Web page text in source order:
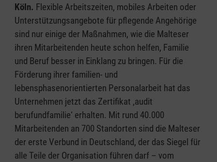
Köln. Flexible Arbeitszeiten, mobiles Arbeiten oder
Unterstützungsangebote für pflegende Angehörige
sind nur einige der Maßnahmen, wie die Malteser
ihren Mitarbeitenden heute schon helfen, Familie
und Beruf besser in Einklang zu bringen. Für die
Förderung ihrer familien- und
lebensphasenorientierten Personalarbeit hat das
Unternehmen jetzt das Zertifikat ‚audit
berufundfamilie‘ erhalten. Mit rund 40.000
Mitarbeitenden an 700 Standorten sind die Malteser
der erste Verbund in Deutschland, der das Siegel für
alle Teile der Organisation führen darf – vom